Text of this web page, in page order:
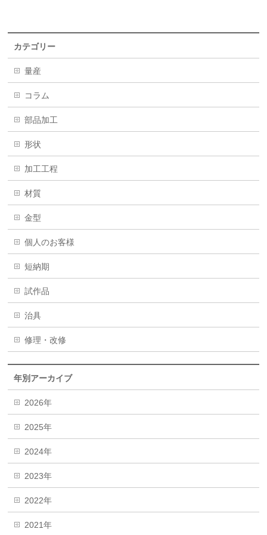
カテゴリー
量産
コラム
部品加工
形状
加工工程
材質
金型
個人のお客様
短納期
試作品
治具
修理・改修
年別アーカイブ
2026年
2025年
2024年
2023年
2022年
2021年